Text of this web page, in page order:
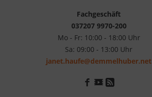
Fachgeschäft
037207 9970-200
Mo - Fr: 10:00 - 18:00 Uhr
Sa: 09:00 - 13:00 Uhr
janet.haufe@demmelhuber.net